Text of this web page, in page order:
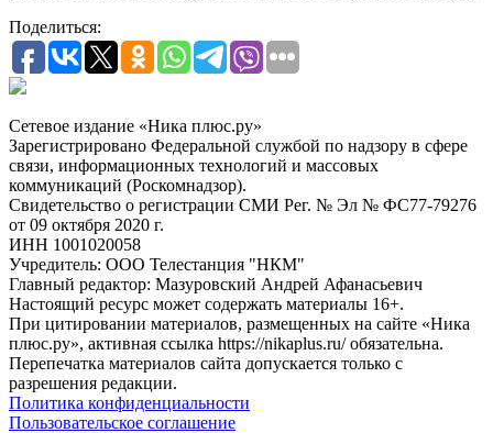
Поделиться:
Сетевое издание «Ника плюс.ру»
Зарегистрировано Федеральной службой по надзору в сфере
связи, информационных технологий и массовых
коммуникаций (Роскомнадзор).
Свидетельство о регистрации СМИ Рег. № Эл № ФС77-79276
от 09 октября 2020 г.
ИНН 1001020058
Учредитель: ООО Телестанция "НКМ"
Главный редактор: Мазуровский Андрей Афанасьевич
Настоящий ресурс может содержать материалы 16+.
При цитировании материалов, размещенных на сайте «Ника
плюс.ру», активная ссылка https://nikaplus.ru/ обязательна.
Перепечатка материалов сайта допускается только с
разрешения редакции.
Политика конфиденциальности
Пользовательское соглашение